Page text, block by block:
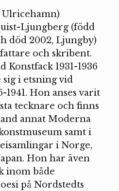
Ulricehamn)
Ljungberg (född
död 2002, Ljungby)
och skribent.
Konstfack 1931-1936
i etsning vid
1941. Hon anses varit
tecknare och finns
annat Moderna
samt i
i Norge,
Hon har även
inom både
på Nordstedts